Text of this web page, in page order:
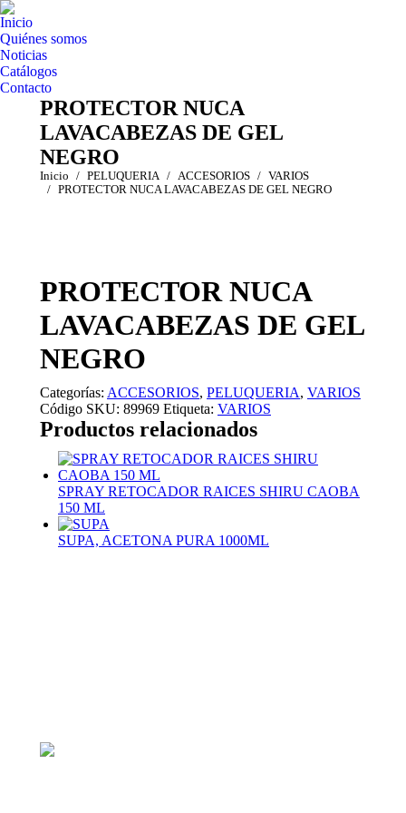
Inicio
Quiénes somos
Noticias
Catálogos
Contacto
PROTECTOR NUCA
LAVACABEZAS DE GEL
NEGRO
Estás aquí:
Inicio PELUQUERIA ACCESORIOS
VARIOS
PROTECTOR NUCA LAVACABEZAS DE GEL NEGRO
PROTECTOR NUCA
LAVACABEZAS DE GEL
NEGRO
Categorías: ACCESORIOS, PELUQUERIA, VARIOS
Código SKU: 89969 Etiqueta: VARIOS
Productos relacionados
SPRAY RETOCADOR RAICES SHIRU CAOBA
150 ML
SUPA, ACETONA PURA 1000ML